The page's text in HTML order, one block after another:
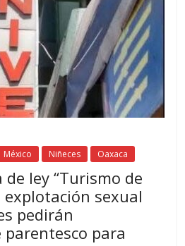
México Niñeces Oaxaca
ley “Turismo de
explotación sexual
pedirán
para